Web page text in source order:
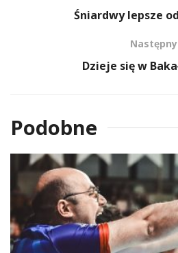
Śniardwy lepsze
Następny
Dzieje się w
Podobne